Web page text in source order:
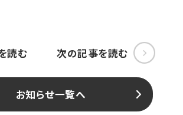
読む 次の記事を読む
お知らせ一覧へ